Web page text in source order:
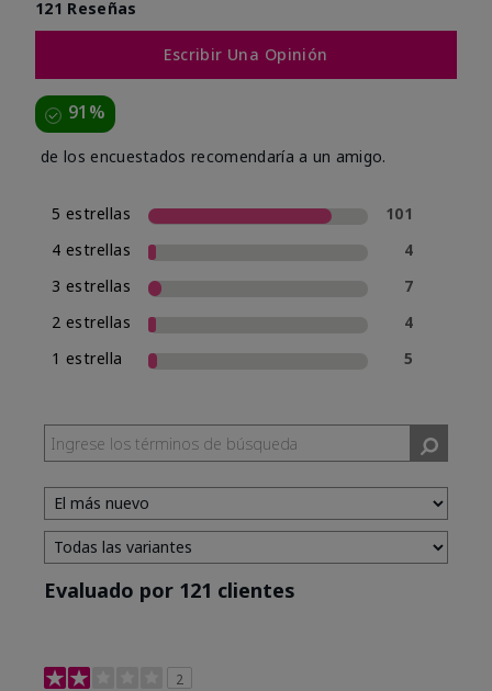
121 Reseñas
Escribir Una Opinión
91%
de los encuestados recomendaría a un amigo.
5 estrellas
101
4 estrellas
4
3 estrellas
7
2 estrellas
4
1 estrella
5
Evaluado por 121 clientes
2